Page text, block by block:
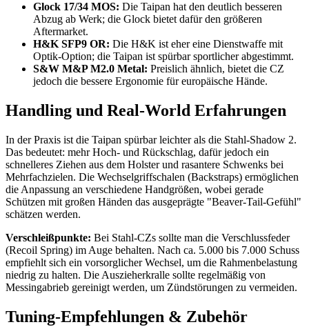
Glock 17/34 MOS: Die Taipan hat den deutlich besseren
Abzug ab Werk; die Glock bietet dafür den größeren
Aftermarket.
H&K SFP9 OR: Die H&K ist eher eine Dienstwaffe mit
Optik-Option; die Taipan ist spürbar sportlicher abgestimmt.
S&W M&P M2.0 Metal: Preislich ähnlich, bietet die CZ
jedoch die bessere Ergonomie für europäische Hände.
Handling und Real-World Erfahrungen
In der Praxis ist die Taipan spürbar leichter als die Stahl-Shadow 2.
Das bedeutet: mehr Hoch- und Rückschlag, dafür jedoch ein
schnelleres Ziehen aus dem Holster und rasantere Schwenks bei
Mehrfachzielen. Die Wechselgriffschalen (Backstraps) ermöglichen
die Anpassung an verschiedene Handgrößen, wobei gerade
Schützen mit großen Händen das ausgeprägte "Beaver-Tail-Gefühl"
schätzen werden.
Verschleißpunkte: Bei Stahl-CZs sollte man die Verschlussfeder
(Recoil Spring) im Auge behalten. Nach ca. 5.000 bis 7.000 Schuss
empfiehlt sich ein vorsorglicher Wechsel, um die Rahmenbelastung
niedrig zu halten. Die Auszieherkralle sollte regelmäßig von
Messingabrieb gereinigt werden, um Zündstörungen zu vermeiden.
Tuning-Empfehlungen & Zubehör